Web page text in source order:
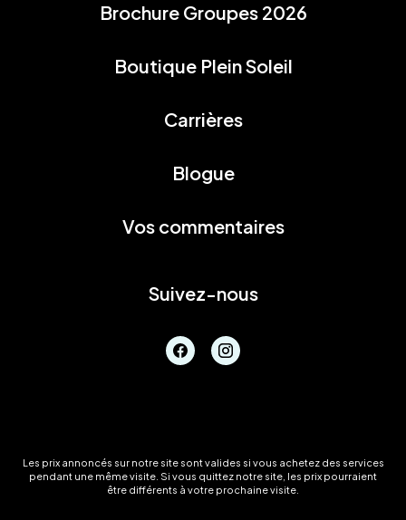
Brochure Groupes 2026
Boutique Plein Soleil
Carrières
Blogue
Vos commentaires
Suivez-nous
Les prix annoncés sur notre site sont valides si vous achetez des services
pendant une même visite. Si vous quittez notre site, les prix pourraient
être différents à votre prochaine visite.